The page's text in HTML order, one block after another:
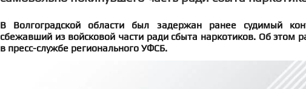
В Волгоградской области был задержан ранее судимый
сбежавший из войсковой части ради сбыта наркотиков. Об этом
в пресс-службе регионального УФСБ.